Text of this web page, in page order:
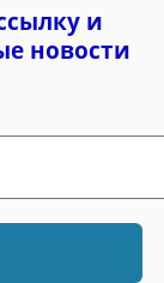
и
новости